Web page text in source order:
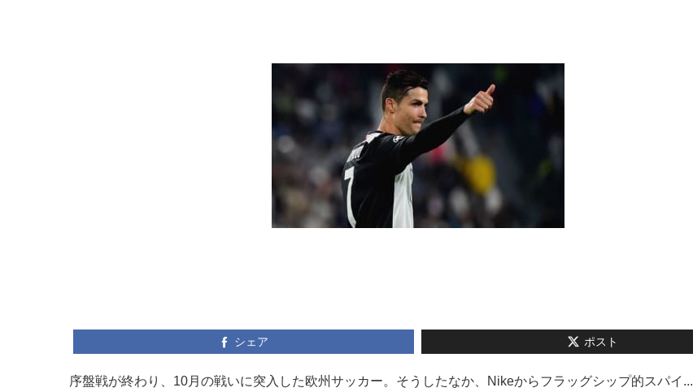
シェア ポスト
序盤戦が終わり、10月の戦いに突入した欧州サッカー。そうしたなか、Nikeからフラッグシップ的スパイ...